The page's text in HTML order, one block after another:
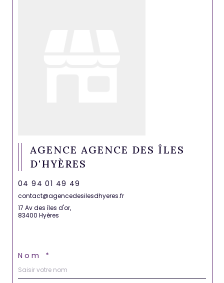
AGENCE AGENCE DES ÎLES
D'HYÈRES
04 94 01 49 49
contact@agencedesilesdhyeres.fr
17 Av des îles d'or,
83400 Hyères
Nom *